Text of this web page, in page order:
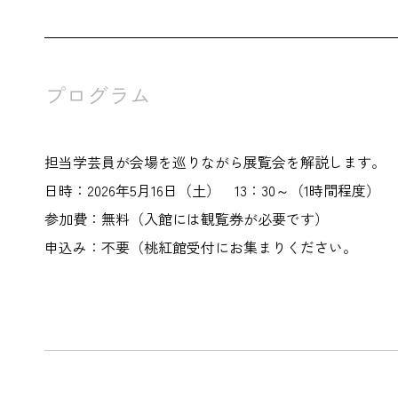
プログラム
担当学芸員が会場を巡りながら展覧会を解説します。
日時：2026年5月16日（土） 13：30～（1時間程度）
参加費：無料（入館には観覧券が必要です）
申込み：不要（桃紅館受付にお集まりください。